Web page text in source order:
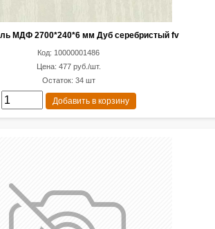
МДФ 2700*240*6 мм Дуб серебристый fv
Код: 10000001486
Цена: 477 руб./шт.
Остаток: 34 шт
Добавить в корзину